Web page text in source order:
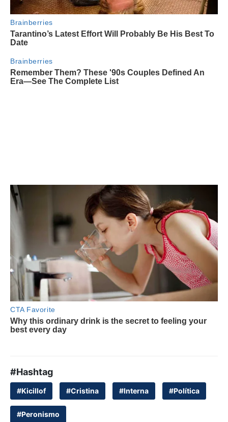
#Hashtag
#Kicillof #Cristina #Interna #Política
#Peronismo